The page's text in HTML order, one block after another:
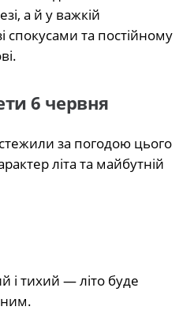
а й у важкій
спокусами та постійному
6 червня
за погодою цього
літа та майбутній
і тихий — літо буде